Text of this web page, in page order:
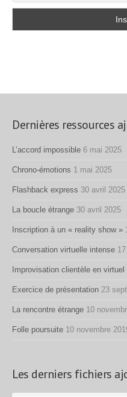
Dernières ressources
L’accord impossible 6 mai 2025
Chrono-émotions 1 mai 2025
Flashback express 30 avril 2025
La boucle étrange 30 avril 2025
Inscription à un « reality show »
Conversation virtuelle intense
Improvisation clientèle en virtuel
Exercice de présentation 23
La rencontre étrange 10
Folle poursuite 10 novembre
Les derniers fichiers